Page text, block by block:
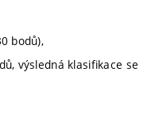
bodů),
výsledná klasifikace se